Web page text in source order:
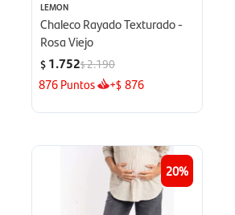
LEMON
Chaleco Rayado Texturado -
Rosa Viejo
$ 1.752$2.190
876Puntos +$ 876
20